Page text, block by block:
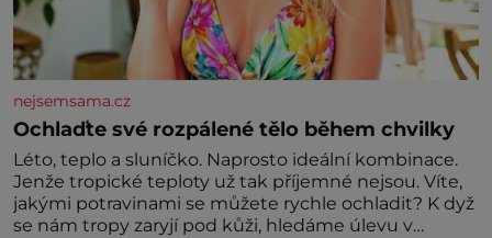
nejsemsama.cz
Ochlaďte své rozpálené tělo během chvilky
Léto, teplo a sluníčko. Naprosto ideální kombinace.
Jenže tropické teploty už tak příjemné nejsou. Víte,
jakými potravinami se můžete rychle ochladit? K dyž
se nám tropy zaryjí pod kůži, hledáme úlevu v